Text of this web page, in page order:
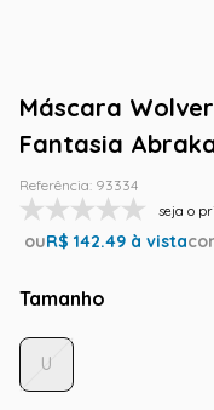
Máscara
Fantasia
Referência: 93334
seja o
ouR$ 142.49 à vista
Tamanho
U